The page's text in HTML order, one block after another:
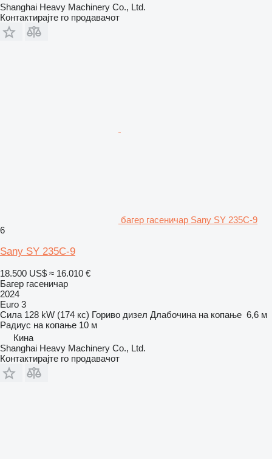
Shanghai Heavy Machinery Co., Ltd.
Контактирајте го продавачот
багер гасеничар Sany SY 235C-9
6
Sany SY 235C-9
18.500 US$ ≈ 16.010 €
Багер гасеничар
2024
Euro 3
Сила 128 kW (174 кс) Гориво дизел Длабочина на копање 6,6 м
Радиус на копање 10 м
Кина
Shanghai Heavy Machinery Co., Ltd.
Контактирајте го продавачот